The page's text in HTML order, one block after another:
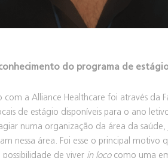
do programa de
a Alliance Healthcare foi através da
de estágio disponíveis para o ano
numa organização da área da
nessa área. Foi esse o principal
de viver in lococomo uma